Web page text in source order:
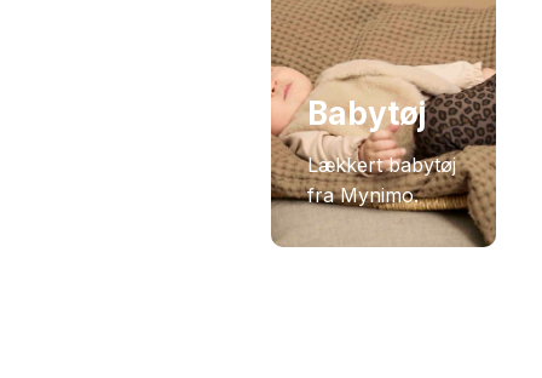
Babytøj
Lækkert babytøj
fra Mynimo.